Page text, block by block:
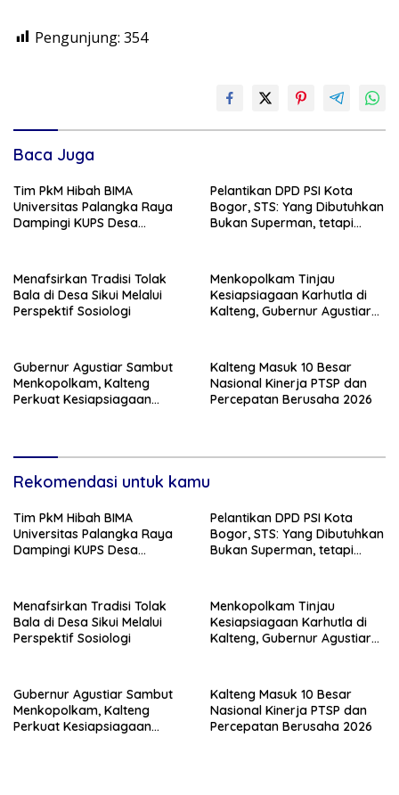
Pengunjung: 354
Baca Juga
Tim PkM Hibah BIMA
Universitas Palangka Raya
Dampingi KUPS Desa
Pelantikan DPD PSI Kota
Bogor, STS: Yang Dibutuhkan
Bukan Superman, tetapi
Menafsirkan Tradisi Tolak
Bala di Desa Sikui Melalui
Perspektif Sosiologi
Menkopolkam Tinjau
Kesiapsiagaan Karhutla di
Kalteng, Gubernur Agustiar
Gubernur Agustiar Sambut
Menkopolkam, Kalteng
Perkuat Kesiapsiagaan
Kalteng Masuk 10 Besar
Nasional Kinerja PTSP dan
Percepatan Berusaha 2026
Rekomendasi untuk kamu
Tim PkM Hibah BIMA
Universitas Palangka Raya
Dampingi KUPS Desa
Pelantikan DPD PSI Kota
Bogor, STS: Yang Dibutuhkan
Bukan Superman, tetapi
Menafsirkan Tradisi Tolak
Bala di Desa Sikui Melalui
Perspektif Sosiologi
Menkopolkam Tinjau
Kesiapsiagaan Karhutla di
Kalteng, Gubernur Agustiar
Gubernur Agustiar Sambut
Menkopolkam, Kalteng
Perkuat Kesiapsiagaan
Kalteng Masuk 10 Besar
Nasional Kinerja PTSP dan
Percepatan Berusaha 2026